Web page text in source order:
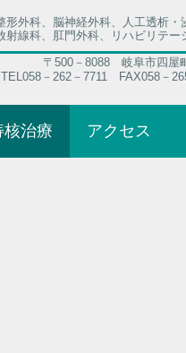
形外科、脳神経外科、人工透析・
射線科、肛門外科、リハビリテー
〒500－8088 岐阜市四屋
TEL058－262－7711 FAX058－
核治療 アクセス